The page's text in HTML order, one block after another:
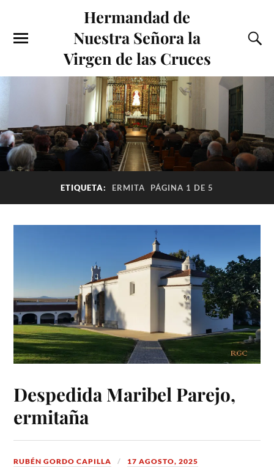
Hermandad de
Nuestra Señora la
Virgen de las Cruces
ETIQUETA: ERMITA PÁGINA 1 DE 5
Despedida Maribel Parejo,
ermitaña
RUBÉN GORDO CAPILLA 17 AGOSTO, 2025